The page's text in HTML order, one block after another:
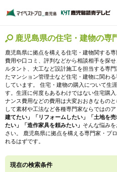
鹿児島県の住宅・建物の専
鹿児島県に拠点を構える住宅・建物関する
費用や口コミ、評判などから相談相手を探
ルタント、大工など設計施工を担当する専
たマンション管理士など住宅・建物に関わ
しています。 住宅・建物の購入について生
す。生涯に何度もあるわけではない住宅購
ナンス費用などの費用は大変おおきなもの
して素材や工法など各種専門家ならではの
建てたい」「リフォームしたい」「土地を
たい」「造作家具を頼みたい」 そんな悩み
さい。 鹿児島県に拠点を構える専門家・プ
れるはずです。
現在の検索条件